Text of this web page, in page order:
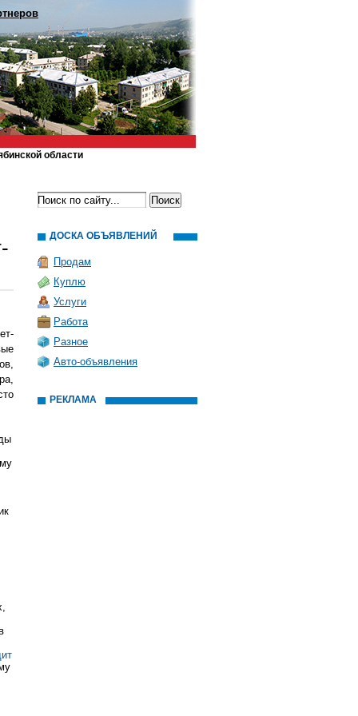
области
ДОСКА ОБЪЯВЛЕНИЙ
Продам
Куплю
Услуги
Работа
Разное
Авто-объявления
РЕКЛАМА